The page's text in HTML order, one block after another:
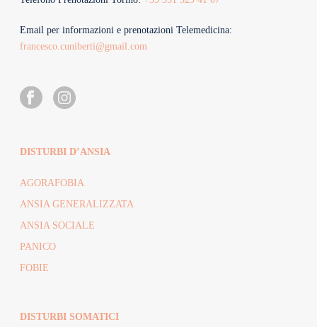
Email per informazioni e prenotazioni Telemedicina:
francesco.cuniberti@gmail.com
DISTURBI D’ANSIA
AGORAFOBIA
ANSIA GENERALIZZATA
ANSIA SOCIALE
PANICO
FOBIE
DISTURBI SOMATICI